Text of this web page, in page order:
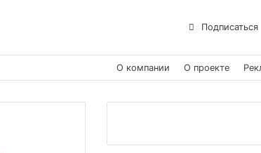
Подписаться
О компании О проекте